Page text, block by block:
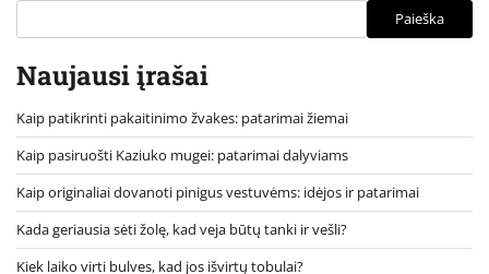
Paieška
Naujausi įrašai
Kaip patikrinti pakaitinimo žvakes: patarimai žiemai
Kaip pasiruošti Kaziuko mugei: patarimai dalyviams
Kaip originaliai dovanoti pinigus vestuvėms: idėjos ir patarimai
Kada geriausia sėti žolę, kad veja būtų tanki ir vešli?
Kiek laiko virti bulves, kad jos išvirtų tobulai?